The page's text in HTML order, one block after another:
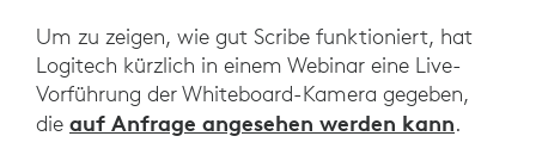
Um zu zeigen, wie gut Scribe funktioniert, hat
Logitech kürzlich in einem Webinar eine Live-
Vorführung der Whiteboard-Kamera gegeben,
die auf Anfrage angesehen werden kann.